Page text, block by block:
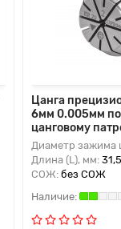
Цанга
6мм 0.005мм
цанговому
Диаметр зажима
Длина (L), мм: 31,5
СОЖ: без СОЖ